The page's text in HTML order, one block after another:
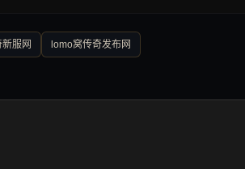
服网 lomo窝传奇发布网